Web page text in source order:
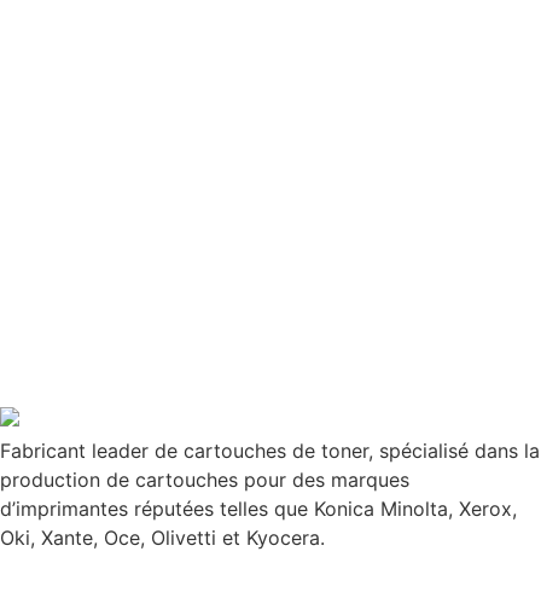
Fabricant leader de cartouches de toner, spécialisé dans la
production de cartouches pour des marques
d’imprimantes réputées telles que Konica Minolta, Xerox,
Oki, Xante, Oce, Olivetti et Kyocera.